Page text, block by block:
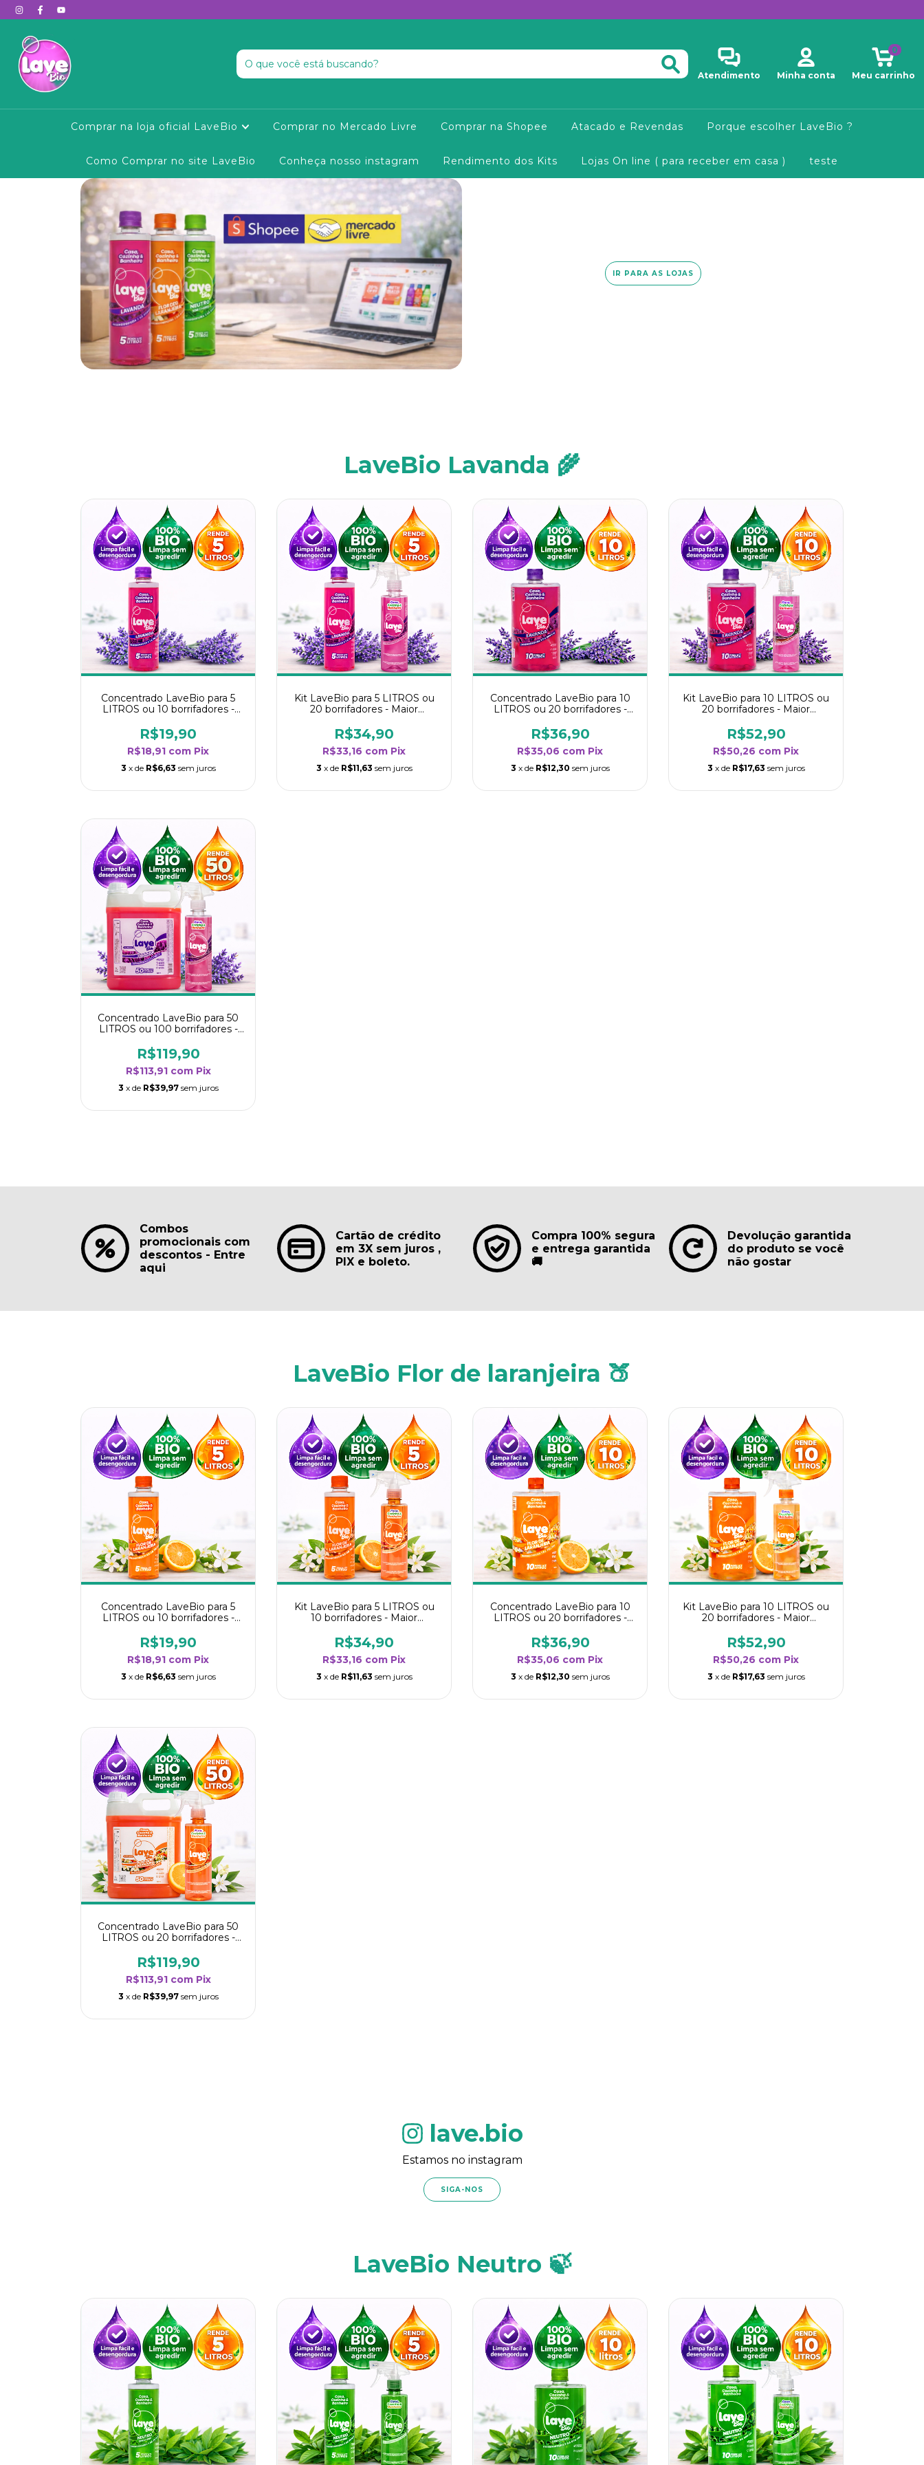
Atendimento Minha conta Meu carrinho
0
Comprar na loja oficial LaveBio Comprar no Mercado Livre Comprar na Shopee Atacado e Revendas Porque escolher LaveBio ?
Como Comprar no site LaveBio Conheça nosso instagram Rendimento dos Kits Lojas On line ( para receber em casa ) teste
IR PARA AS LOJAS
LaveBio Lavanda 🌾
Concentrado LaveBio para 5
LITROS ou 10 borrifadores -
- Lavanda
R$19,90
R$18,91 com Pix
3 x de R$6,63 sem juros
Kit LaveBio para 5 LITROS ou
20 borrifadores - Maior
Lavanda
R$34,90
R$33,16 com Pix
3 x de R$11,63 sem juros
Concentrado LaveBio para 10
LITROS ou 20 borrifadores -
- Lavanda
R$36,90
R$35,06 com Pix
3 x de R$12,30 sem juros
Kit LaveBio para 10 LITROS ou
20 borrifadores - Maior
Lavanda
R$52,90
R$50,26 com Pix
3 x de R$17,63 sem juros
Concentrado LaveBio para 50
LITROS ou 100 borrifadores -
- Lavanda
R$119,90
R$113,91 com Pix
3 x de R$39,97 sem juros
Combos
promocionais com
descontos - Entre
aqui
Cartão de crédito
em 3X sem juros ,
PIX e boleto.
Compra 100% segura
e entrega garantida
🚚
Devolução garantida
do produto se você
não gostar
LaveBio Flor de laranjeira 🍑
Concentrado LaveBio para 5
LITROS ou 10 borrifadores -
- Flor de Laranjeira
R$19,90
R$18,91 com Pix
3 x de R$6,63 sem juros
Kit LaveBio para 5 LITROS ou
10 borrifadores - Maior
de Laranjeira
R$34,90
R$33,16 com Pix
3 x de R$11,63 sem juros
Concentrado LaveBio para 10
LITROS ou 20 borrifadores -
- Flor de Laranjeira
R$36,90
R$35,06 com Pix
3 x de R$12,30 sem juros
Kit LaveBio para 10 LITROS ou
20 borrifadores - Maior
de Laranjeira
R$52,90
R$50,26 com Pix
3 x de R$17,63 sem juros
Concentrado LaveBio para 50
LITROS ou 20 borrifadores -
- Flor de Laranjeira
R$119,90
R$113,91 com Pix
3 x de R$39,97 sem juros
lave.bio
Estamos no instagram
SIGA-NOS
LaveBio Neutro 🍃